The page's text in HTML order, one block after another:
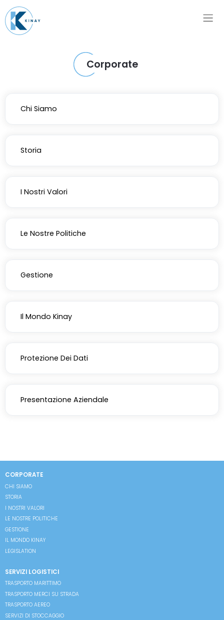
Corporate
Chi Siamo
Storia
I Nostri Valori
Le Nostre Politiche
Gestione
Il Mondo Kinay
Protezione Dei Dati
Presentazione Aziendale
CORPORATE
CHI SIAMO
STORIA
I NOSTRI VALORI
LE NOSTRE POLITICHE
GESTIONE
IL MONDO KINAY
LEGISLATION
SERVIZI LOGISTICI
TRASPORTO MARITTIMO
TRASPORTO MERCI SU STRADA
TRASPORTO AEREO
SERVIZI DI STOCCAGGIO